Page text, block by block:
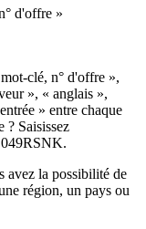
d'offre »
clé, n° d'offre »,
», « anglais »,
» entre chaque
? Saisissez
049RSNK.
avez la possibilité de
région, un pays ou